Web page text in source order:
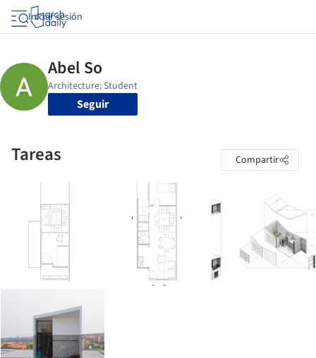
Iniciar sesión
Seguir
Tareas Compartir